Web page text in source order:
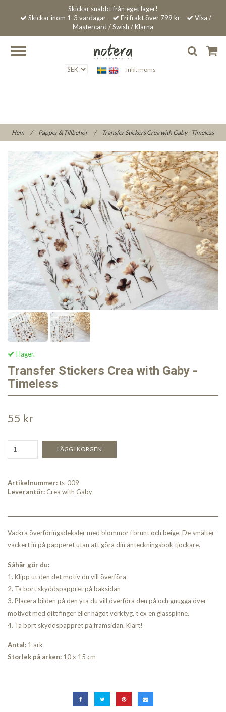
Skickar snabbt från eget lager!
Skickar inom 1-3 vardagar
Fri frakt över 799 kr
Visa /
Mastercard / Swish / Klarna
Inkl. moms
Hem / Papper & Tillbehör / Transfer Stickers Crea with Gaby - Timeless
I lager.
Transfer Stickers Crea with Gaby -
Timeless
55 kr
LÄGG I KORGEN
Artikelnummer:ts-009
Leverantör:Crea with Gaby
Vackra överföringsdekaler med blommor i brunt och beige. De smälter
vackert in på papperet utan att göra din anteckningsbok tjockare.
Såhär gör du:
1. Klipp ut den det motiv du vill överföra
2. Ta bort skyddspappret på baksidan
3. Placera bilden på den yta du vill överföra den på och gnugga över
motivet med ditt finger eller något verktyg, t ex en glasspinne.
4. Ta bort skyddspappret på framsidan. Klart!
Antal: 1 ark
Storlek på arken: 10 x 15 cm